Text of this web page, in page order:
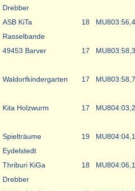
Drebber
ASB KiTa
Rasselbande
18 MU803:56,4
49453 Barver 17 MU803:58,3
Waldorfkindergarten 17 MU803:58,7
Kita Holzwurm 17 MU804:03,2
Spielträume
Eydelstedt
19 MU804:04,1
Thriburi KiGa
Drebber
18 MU804:06,1